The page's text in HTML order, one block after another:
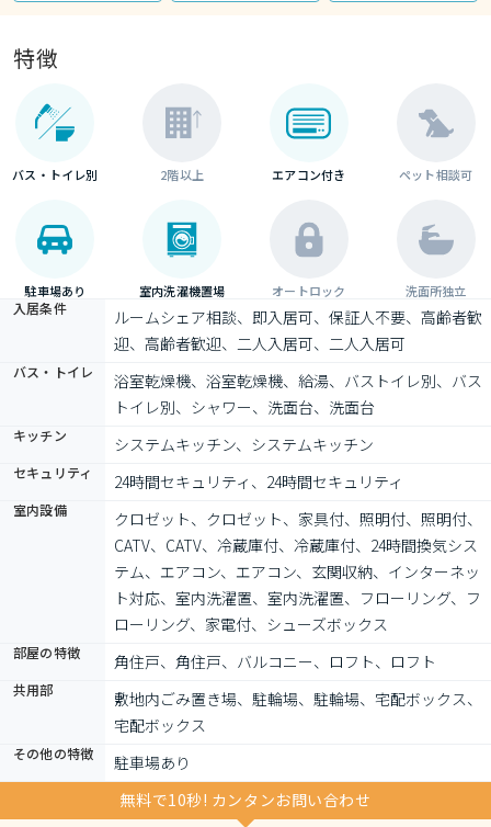
特徴
バス・トイレ別 2階以上 エアコン付き ペット相談可
駐車場あり 室内洗濯機置場 オートロック 洗面所独立
入居条件
ルームシェア相談、即入居可、保証人不要、高齢者歓
迎、高齢者歓迎、二人入居可、二人入居可
バス・トイレ
浴室乾燥機、浴室乾燥機、給湯、バストイレ別、バス
トイレ別、シャワー、洗面台、洗面台
キッチン システムキッチン、システムキッチン
セキュリティ 24時間セキュリティ、24時間セキュリティ
室内設備
クロゼット、クロゼット、家具付、照明付、照明付、
CATV、CATV、冷蔵庫付、冷蔵庫付、24時間換気シス
テム、エアコン、エアコン、玄関収納、インターネッ
ト対応、室内洗濯置、室内洗濯置、フローリング、フ
ローリング、家電付、シューズボックス
部屋の特徴 角住戸、角住戸、バルコニー、ロフト、ロフト
共用部
敷地内ごみ置き場、駐輪場、駐輪場、宅配ボックス、
宅配ボックス
その他の特徴
駐車場あり
無料で10秒! カンタンお問い合わせ